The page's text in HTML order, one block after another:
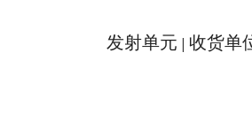
发射单元 | 收货单